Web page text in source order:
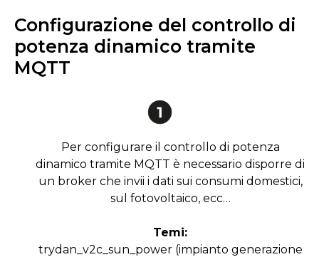
Configurazione del controllo di
potenza dinamico tramite
MQTT
Per configurare il controllo di potenza
dinamico tramite MQTT è necessario disporre di
un broker che invii i dati sui consumi domestici,
sul fotovoltaico, ecc…
Temi:
trydan_v2c_sun_power (impianto generazione